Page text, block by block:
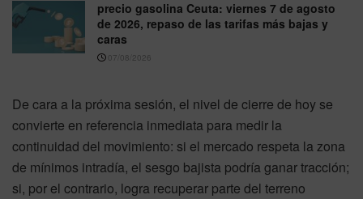
precio gasolina Ceuta: viernes 7 de agosto
de 2026, repaso de las tarifas más bajas y
caras
07/08/2026
De cara a la próxima sesión, el nivel de cierre de hoy se
convierte en referencia inmediata para medir la
continuidad del movimiento: si el mercado respeta la zona
de mínimos intradía, el sesgo bajista podría ganar tracción;
si, por el contrario, logra recuperar parte del terreno